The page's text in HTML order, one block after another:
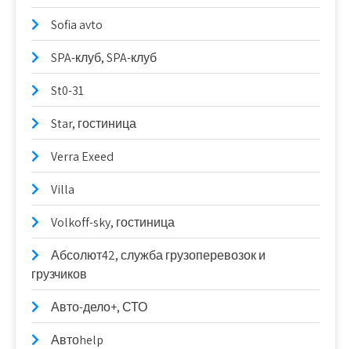
Sofia avto
SPA-клуб, SPA-клуб
St0-31
Star, гостиница
Verra Exeed
Villa
Volkoff-sky, гостиница
Абсолют42, служба грузоперевозок и
грузчиков
Авто-дело+, СТО
Автоhelp